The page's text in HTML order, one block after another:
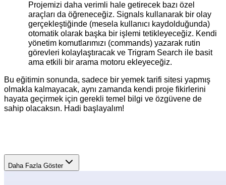
Projemizi daha verimli hale getirecek bazı özel
araçları da öğreneceğiz. Signals kullanarak bir olay
gerçekleştiğinde (mesela kullanıcı kaydolduğunda)
otomatik olarak başka bir işlemi tetikleyeceğiz. Kendi
yönetim komutlarımızı (commands) yazarak rutin
görevleri kolaylaştıracak ve Trigram Search ile basit
ama etkili bir arama motoru ekleyeceğiz.
Bu eğitimin sonunda, sadece bir yemek tarifi sitesi yapmış
olmakla kalmayacak, aynı zamanda kendi proje fikirlerini
hayata geçirmek için gerekli temel bilgi ve özgüvene de
sahip olacaksın. Hadi başlayalım!
Daha Fazla Göster